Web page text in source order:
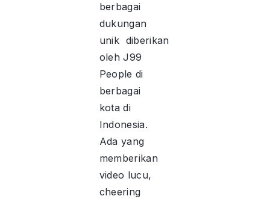
berbagai
dukungan
unik diberikan
oleh J99
People di
berbagai
kota di
Indonesia.
Ada yang
memberikan
video lucu,
cheering